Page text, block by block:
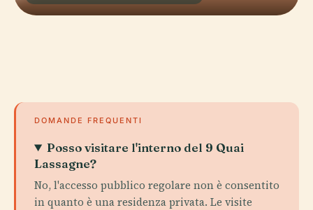
DOMANDE FREQUENTI
Posso visitare l'interno del 9 Quai
Lassagne?
No, l'accesso pubblico regolare non è consentito
in quanto è una residenza privata. Le visite